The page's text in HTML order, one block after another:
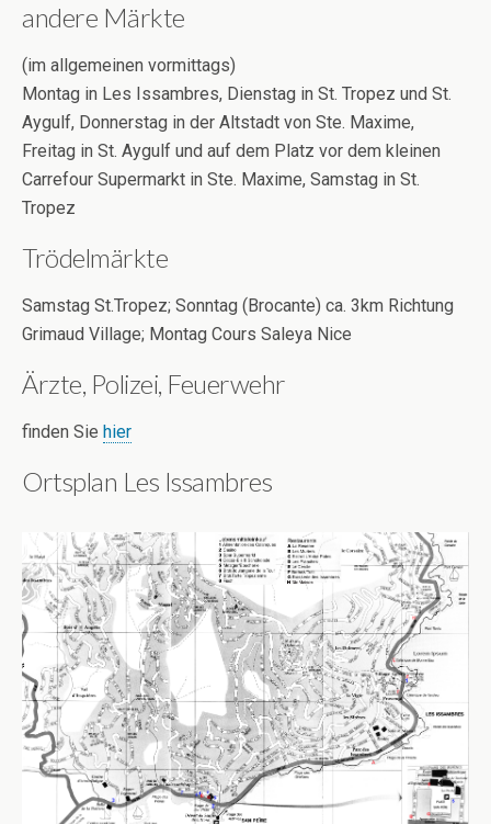
andere Märkte
(im allgemeinen vormittags)
Montag in Les Issambres, Dienstag in St. Tropez und St.
Aygulf, Donnerstag in der Altstadt von Ste. Maxime,
Freitag in St. Aygulf und auf dem Platz vor dem kleinen
Carrefour Supermarkt in Ste. Maxime, Samstag in St.
Tropez
Trödelmärkte
Samstag St.Tropez; Sonntag (Brocante) ca. 3km Richtung
Grimaud Village; Montag Cours Saleya Nice
Ärzte, Polizei, Feuerwehr
finden Sie hier
Ortsplan Les Issambres